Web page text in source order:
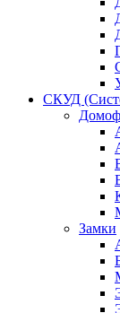
СКУД
Замки